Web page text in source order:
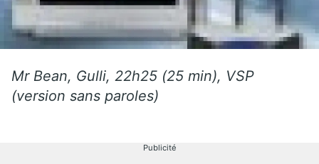
Mr Bean, Gulli, 22h25 (25 min), VSP
(version sans paroles)
Publicité